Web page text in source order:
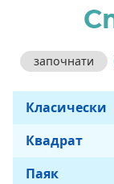
започнати
Класически
Квадрат
Паяк